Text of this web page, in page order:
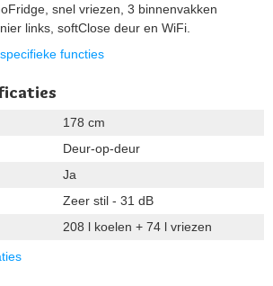
snel vriezen, 3 binnenvakken
links, softClose deur en WiFi.
functies
178 cm
Deur-op-deur
Ja
Zeer stil - 31 dB
208 l koelen + 74 l vriezen